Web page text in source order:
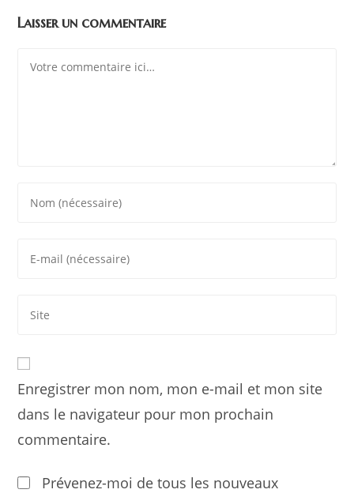
Laisser un commentaire
Enregistrer mon nom, mon e-mail et mon site
dans le navigateur pour mon prochain
commentaire.
Prévenez-moi de tous les nouveaux